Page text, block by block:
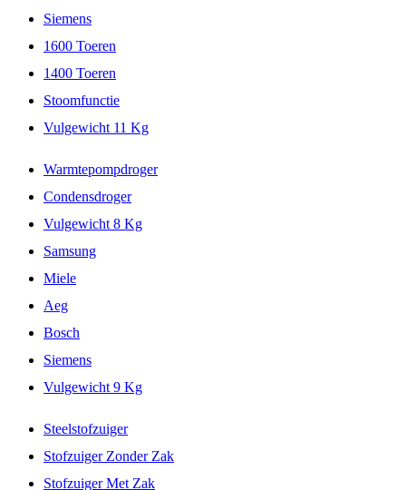
Siemens
1600 Toeren
1400 Toeren
Stoomfunctie
Vulgewicht 11 Kg
Warmtepompdroger
Condensdroger
Vulgewicht 8 Kg
Samsung
Miele
Aeg
Bosch
Siemens
Vulgewicht 9 Kg
Steelstofzuiger
Stofzuiger Zonder Zak
Stofzuiger Met Zak